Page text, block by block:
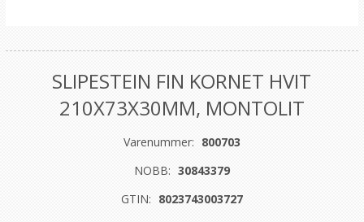
SLIPESTEIN FIN KORNET HVIT
210X73X30MM, MONTOLIT
Varenummer: 800703
NOBB: 30843379
GTIN: 8023743003727